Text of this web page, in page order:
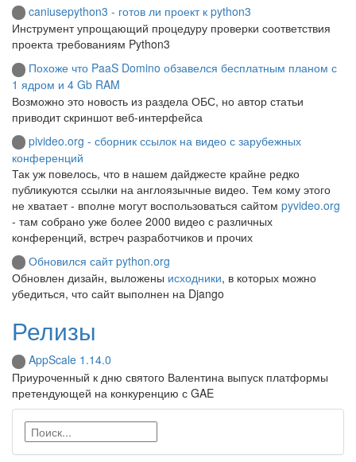
caniusepython3 - готов ли проект к python3
Инструмент упрощающий процедуру проверки соответствия
проекта требованиям Python3
Похоже что PaaS Domino обзавелся бесплатным планом с
1 ядром и 4 Gb RAM
Возможно это новость из раздела ОБС, но автор статьи
приводит скриншот веб-интерфейса
pivideo.org - сборник ссылок на видео с зарубежных
конференций
Так уж повелось, что в нашем дайджесте крайне редко
публикуются ссылки на англоязычные видео. Тем кому этого
не хватает - вполне могут воспользоваться сайтом pyvideo.org
- там собрано уже более 2000 видео с различных
конференций, встреч разработчиков и прочих
Обновился сайт python.org
Обновлен дизайн, выложены исходники, в которых можно
убедиться, что сайт выполнен на Django
Релизы
AppScale 1.14.0
Приуроченный к дню святого Валентина выпуск платформы
претендующей на конкуренцию с GAE